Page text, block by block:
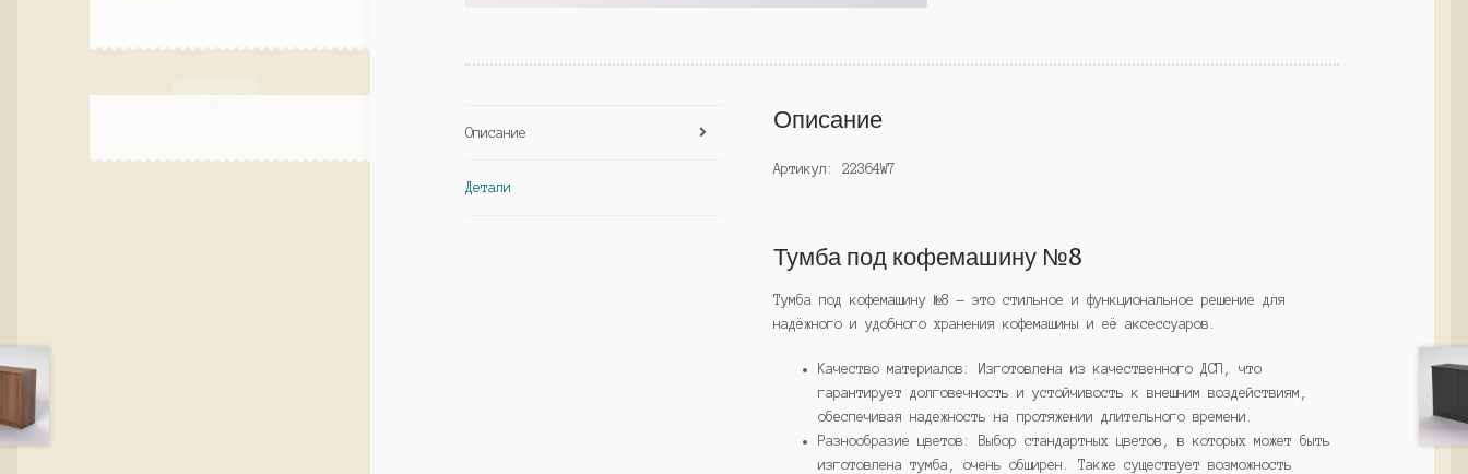
Описание
Детали
Описание
Артикул: 22364W7
Тумба под кофемашину №8
Тумба под кофемашину №8 — это стильное и функциональное решение для
надёжного и удобного хранения кофемашины и её аксессуаров.
Качество материалов: Изготовлена из качественного ДСП, что
гарантирует долговечность и устойчивость к внешним воздействиям,
обеспечивая надежность на протяжении длительного времени.
Разнообразие цветов: Выбор стандартных цветов, в которых может быть
изготовлена тумба, очень обширен. Также существует возможность